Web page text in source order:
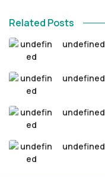
Related Posts
undefined
undefined
undefined
undefined